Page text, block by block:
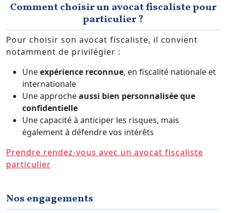
Comment choisir un avocat fiscaliste pour
particulier ?
Pour choisir son avocat fiscaliste, il convient
notamment de privilégier :
Uneexpérience reconnue, en fiscalité nationale et
internationale
Une approcheaussi bien personnalisée que
confidentielle
Une capacité à anticiper les risques, mais
également à défendre vos intérêts
Prendre rendez-vous avec un avocat fiscaliste
particulier
Nos engagements